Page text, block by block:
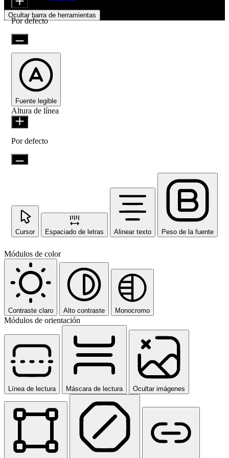
Ocultar barra de herramientas
Por defecto
Fuente legible
Altura de línea
Por defecto
Cursor Espaciado de letras Alinear texto Peso de la fuente
Módulos de color
Contraste claro Alto contraste Monocromo
Módulos de orientación
Línea de lectura Máscara de lectura Ocultar imágenes